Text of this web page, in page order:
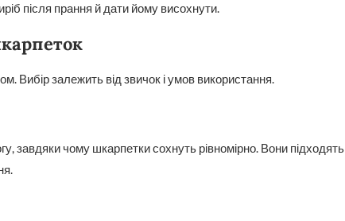
після прання й дати йому висохнути.
Вибір залежить від звичок і умов використання.
завдяки чому шкарпетки сохнуть рівномірно. Вони підходять